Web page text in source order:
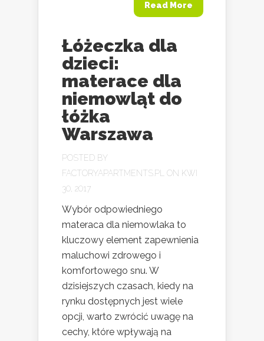
Read More
Łóżeczka dla
dzieci:
materace dla
niemowląt do
łóżka
Warszawa
POSTED BY
FACTORYAPARTMENTS.PL ON KWI
30, 2017
Wybór odpowiedniego
materaca dla niemowlaka to
kluczowy element zapewnienia
maluchowi zdrowego i
komfortowego snu. W
dzisiejszych czasach, kiedy na
rynku dostępnych jest wiele
opcji, warto zwrócić uwagę na
cechy, które wpływają na